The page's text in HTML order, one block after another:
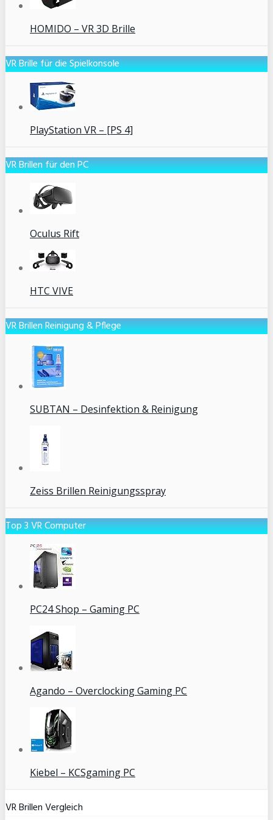
HOMIDO – VR 3D Brille
VR Brille für die Spielkonsole
PlayStation VR – [PS 4]
VR Brillen für den PC
Oculus Rift
HTC VIVE
VR Brillen Reinigung & Pflege
SUBTAN – Desinfektion & Reinigung
Zeiss Brillen Reinigungsspray
Top 3 VR Computer
PC24 Shop – Gaming PC
Agando – Overclocking Gaming PC
Kiebel – KCSgaming PC
VR Brillen Vergleich